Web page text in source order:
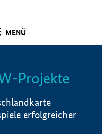
MENÜ
Info
Projekte
erfolgreicher